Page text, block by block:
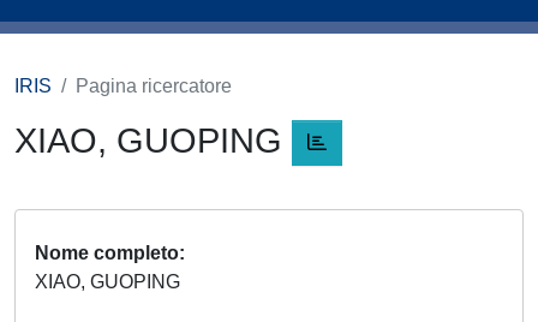
IRIS Pagina ricercatore
XIAO, GUOPING
Nome completo
XIAO, GUOPING